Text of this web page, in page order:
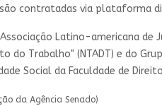
contratadas via plataforma
Latino-americana de
do Trabalho" (NTADT) e do
Social da Faculdade de
da Agência Senado)